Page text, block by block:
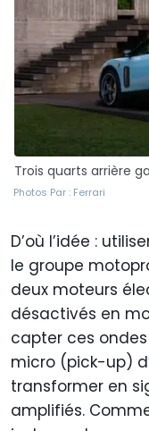
Trois quarts arrière
Photos Par : Ferrari
D’où l’idée :
le groupe
deux moteurs
désactivés en
capter ces
micro (pick-up)
transformer en
amplifiés.